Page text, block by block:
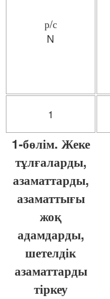
р/с
N
1
1-бөлім. Жеке
тұлғаларды,
азаматтарды,
азаматтығы
жоқ
адамдарды,
шетелдік
азаматтарды
тіркеу